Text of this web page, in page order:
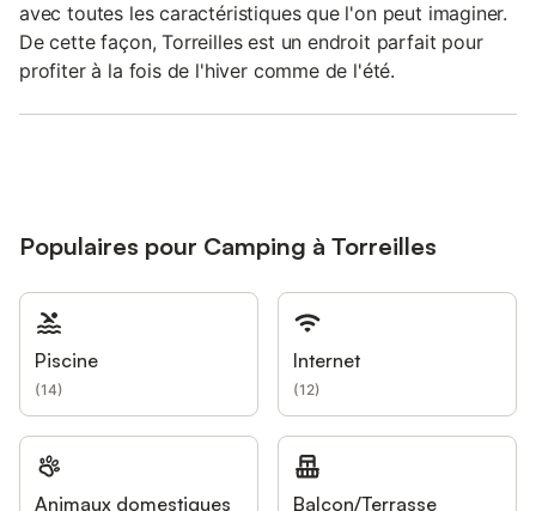
avec toutes les caractéristiques que l'on peut imaginer.
De cette façon, Torreilles est un endroit parfait pour
profiter à la fois de l'hiver comme de l'été.
Populaires pour Camping à Torreilles
Piscine
(14)
Internet
(12)
Animaux domestiques
Balcon/Terrasse